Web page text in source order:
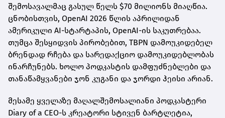
შემოსავალმაც გასულ წელს $70 მილიონს მიაღწია.
ცნობისთვის, OpenAI 2026 წლის აპრილიდან
ამერიკული AI-სტარტაპის, OpenAI-ის საკუთრებაა.
თუმცა შესყიდვის პირობებით, TBPN დამოუკიდებელ
ბრენდად რჩება და სარედაქციო დამოუკიდებლობას
ინარჩუნებს. ხოლო პოდკასტის დამფუძნებლები და
თანაწამყვანები ჯონ კუგანი და ჯორდი ჰეისი არიან.
მესამე ყველაზე მაღალშემოსალიანი პოდკასტერი
Diary of a CEO-ს კრეატორი სტივენ ბარტლეტია,